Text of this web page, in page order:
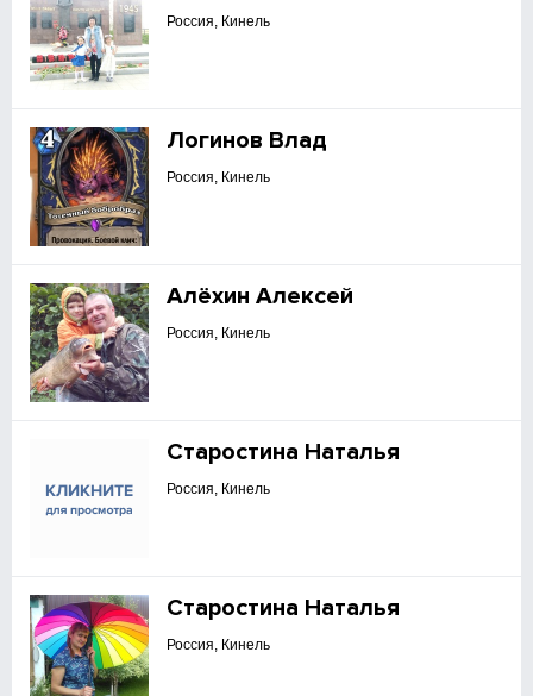
Россия, Кинель
Логинов Влад
Россия, Кинель
Алёхин Алексей
Россия, Кинель
Старостина Наталья
Россия, Кинель
Старостина Наталья
Россия, Кинель